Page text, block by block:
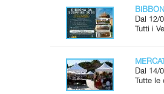
Dal 12/
Tutti i
Dal 14/
Tutte le